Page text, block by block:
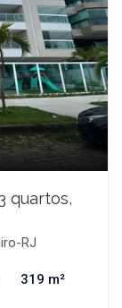
quartos,
RJ
319 m²